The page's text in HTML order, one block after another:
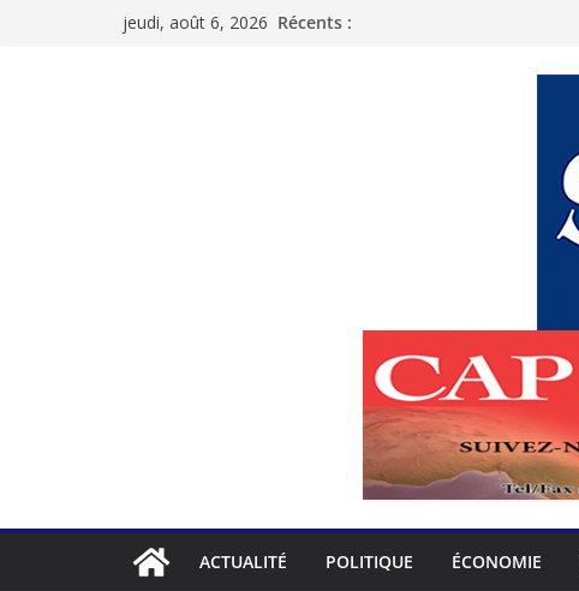
jeudi, août 6, 2026 Récents :
ACTUALITÉ POLITIQUE ÉCONOMIE